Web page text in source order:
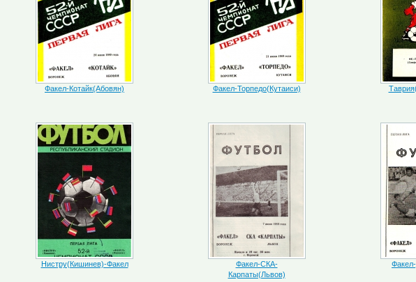
Факел-Котайк(Абовян) Факел-Торпедо(Кутаиси)
Нистру(Кишинев)-Факел
Факел-СКА-
Карпаты(Львов)